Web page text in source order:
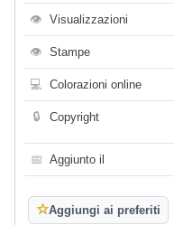
👁 Visualizzazioni
👁 Stampe
💻 Colorazioni online
🔒 Copyright
📅 Aggiunto il
☆Aggiungi ai preferiti